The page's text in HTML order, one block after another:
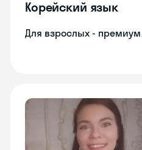
Корейский язык
Для взрослых - премиум